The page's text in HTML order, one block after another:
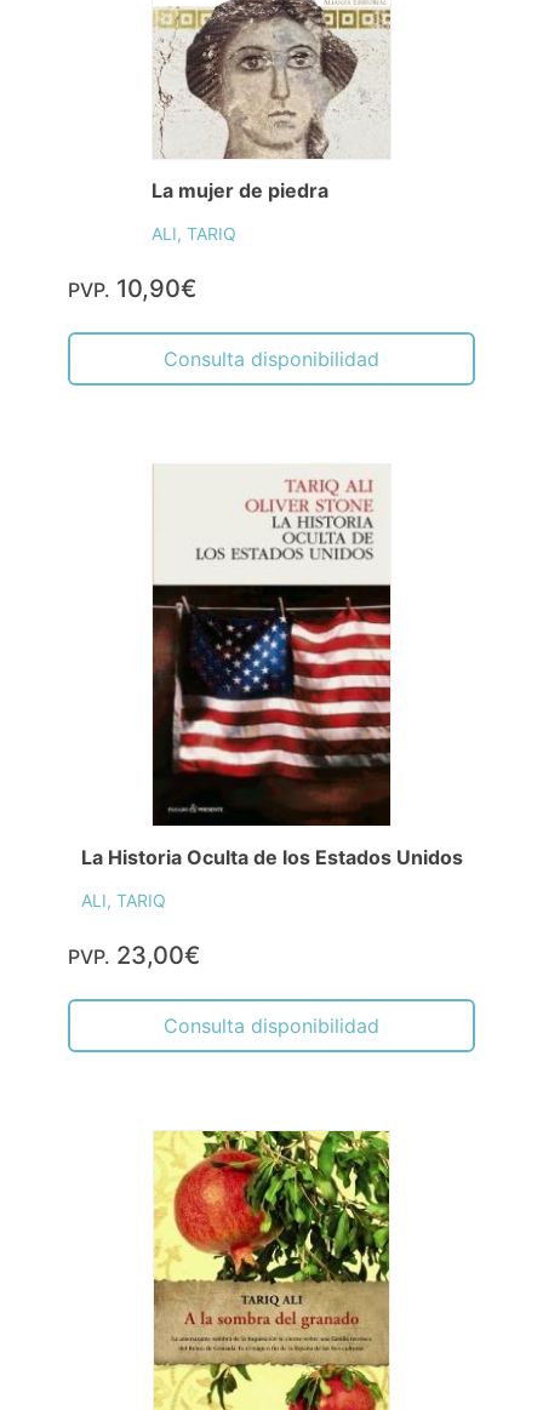
La mujer de piedra
ALI, TARIQ
PVP. 10,90€
Consulta disponibilidad
La Historia Oculta de los Estados Unidos
ALI, TARIQ
PVP. 23,00€
Consulta disponibilidad